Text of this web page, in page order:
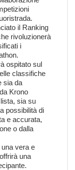
il Ranking
rivoluzionerà
i
ospitato sul
classifiche
sia da
Krono
sia su
possibilità di
e accurata,
o dalla
vera e
una